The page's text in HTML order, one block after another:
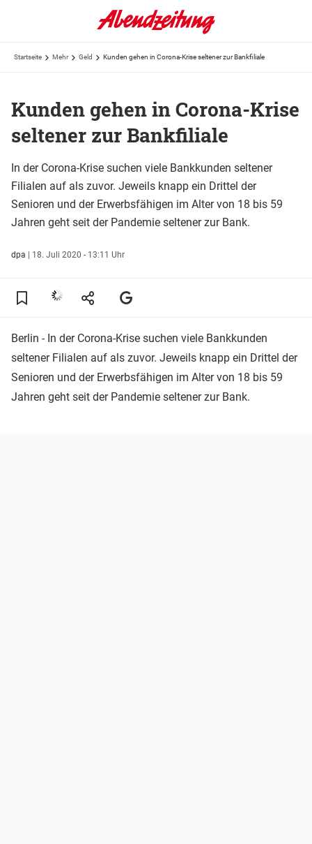
Startseite Mehr Geld Kunden gehen in Corona-Krise seltener zur Bankfiliale
Kunden gehen in Corona-Krise
seltener zur Bankfiliale
In der Corona-Krise suchen viele Bankkunden seltener
Filialen auf als zuvor. Jeweils knapp ein Drittel der
Senioren und der Erwerbsfähigen im Alter von 18 bis 59
Jahren geht seit der Pandemie seltener zur Bank.
dpa | 18. Juli 2020 - 13:11 Uhr
Berlin - In der Corona-Krise suchen viele Bankkunden
seltener Filialen auf als zuvor. Jeweils knapp ein Drittel der
Senioren und der Erwerbsfähigen im Alter von 18 bis 59
Jahren geht seit der Pandemie seltener zur Bank.